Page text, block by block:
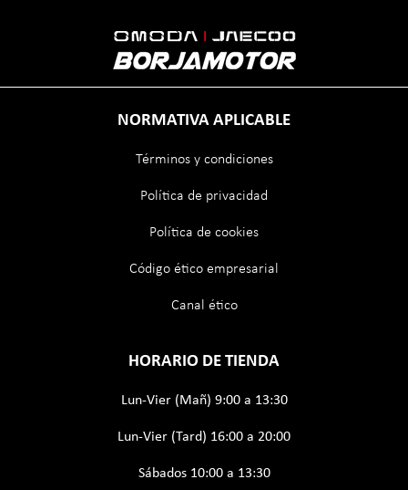
NORMATIVA APLICABLE
Términos y condiciones
Política de privacidad
Política de cookies
Código ético empresarial
Canal ético
HORARIO DE TIENDA
Lun-Vier (Mañ) 9:00 a 13:30
Lun-Vier (Tard) 16:00 a 20:00
Sábados 10:00 a 13:30